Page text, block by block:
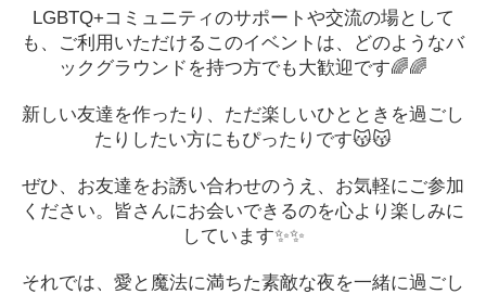
LGBTQ+コミュニティのサポートや交流の場として
も、ご利用いただけるこのイベントは、どのようなバ
ックグラウンドを持つ方でも大歓迎です🌈🌈
新しい友達を作ったり、ただ楽しいひとときを過ごし
たりしたい方にもぴったりです😽😽
ぜひ、お友達をお誘い合わせのうえ、お気軽にご参加
ください。皆さんにお会いできるのを心より楽しみに
しています✨✨
それでは、愛と魔法に満ちた素敵な夜を一緒に過ごし